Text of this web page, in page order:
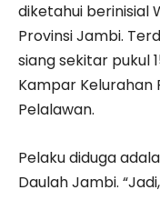
diketahui berinisial
Provinsi Jambi.
siang sekitar pukul
Kampar Kelurahan
Pelalawan.
Pelaku diduga
Daulah Jambi.